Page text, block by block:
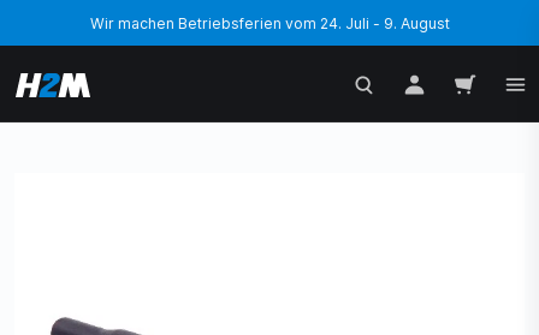
Wir machen Betriebsferien vom 24. Juli - 9. August